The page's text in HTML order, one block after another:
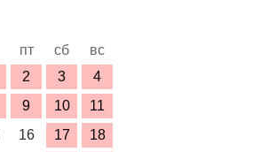
пт сб
вс
2 3
4
9 10
11
16 17
18